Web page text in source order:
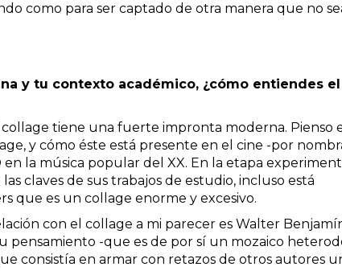
como para ser captado de otra manera que no
y tu contexto académico, ¿cómo entiendes el
tiene una fuerte impronta moderna. Pienso
y cómo éste está presente en el cine -por
la música popular del XX. En la etapa
claves de sus trabajos de estudio, incluso está
que es un collage enorme y excesivo.
con el collage a mi parecer es Walter
pensamiento -que es de por sí un mozaico
consistía en armar con retazos de otros autores